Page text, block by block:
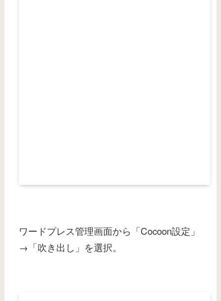
ワードプレス管理画面から「Cocoon設定」
→「吹き出し」を選択。